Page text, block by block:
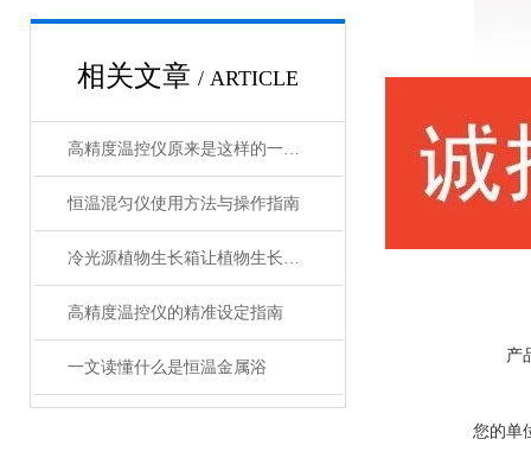
相关文章 / ARTICLE
高精度温控仪原来是这样的一款产品
恒温混匀仪使用方法与操作指南
冷光源植物生长箱让植物生长更加稳定和可控
高精度温控仪的精准设定指南
一文读懂什么是恒温金属浴
产
您的单